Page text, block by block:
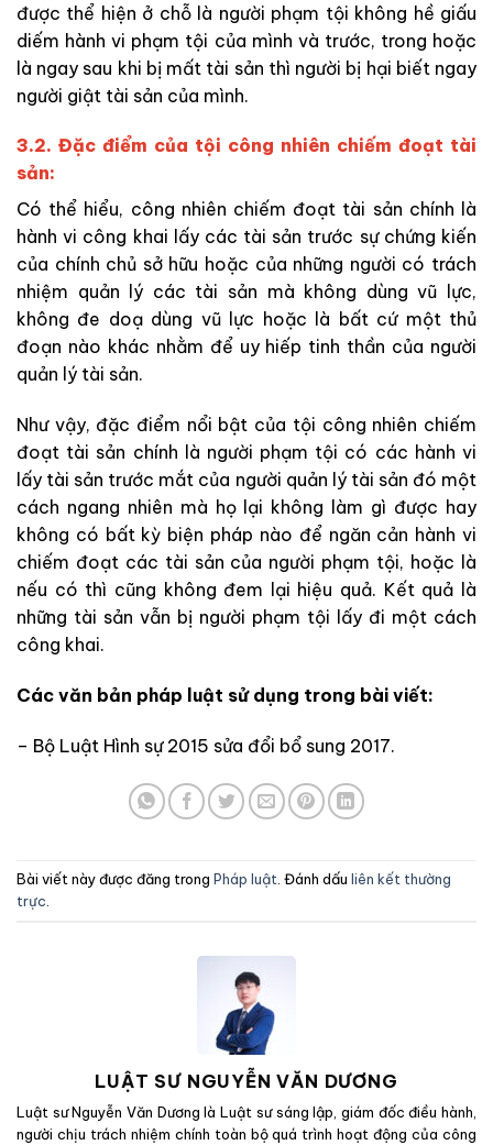
được thể hiện ở chỗ là người phạm tội không hề giấu
diếm hành vi phạm tội của mình và trước, trong hoặc
là ngay sau khi bị mất tài sản thì người bị hại biết ngay
người giật tài sản của mình.
3.2. Đặc điểm của tội công nhiên chiếm đoạt tài
sản:
Có thể hiểu, công nhiên chiếm đoạt tài sản chính là
hành vi công khai lấy các tài sản trước sự chứng kiến
của chính chủ sở hữu hoặc của những người có trách
nhiệm quản lý các tài sản mà không dùng vũ lực,
không đe doạ dùng vũ lực hoặc là bất cứ một thủ
đoạn nào khác nhằm để uy hiếp tinh thần của người
quản lý tài sản.
Như vậy, đặc điểm nổi bật của tội công nhiên chiếm
đoạt tài sản chính là người phạm tội có các hành vi
lấy tài sản trước mắt của người quản lý tài sản đó một
cách ngang nhiên mà họ lại không làm gì được hay
không có bất kỳ biện pháp nào để ngăn cản hành vi
chiếm đoạt các tài sản của người phạm tội, hoặc là
nếu có thì cũng không đem lại hiệu quả. Kết quả là
những tài sản vẫn bị người phạm tội lấy đi một cách
công khai.
Các văn bản pháp luật sử dụng trong bài viết:
– Bộ Luật Hình sự 2015 sửa đổi bổ sung 2017.
Bài viết này được đăng trong Pháp luật . Đánh dấu liên kết thường
trực
LUẬT SƯ NGUYỄN VĂN DƯƠNG
Luật sư Nguyễn Văn Dương là Luật sư sáng lập, giám đốc điều hành,
người chịu trách nhiệm chính toàn bộ quá trình hoạt động của công